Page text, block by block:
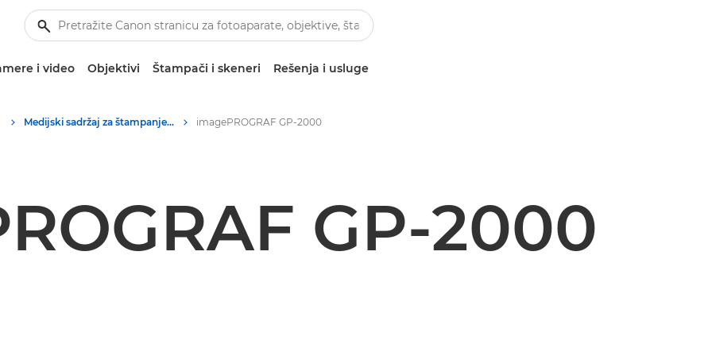
i video Objektivi Štampači i skeneri Rešenja i usluge
Medijski sadržaj za štampanje na velikim formatima – Canon medijski centar imagePROGRAF GP-2000
GP-2000